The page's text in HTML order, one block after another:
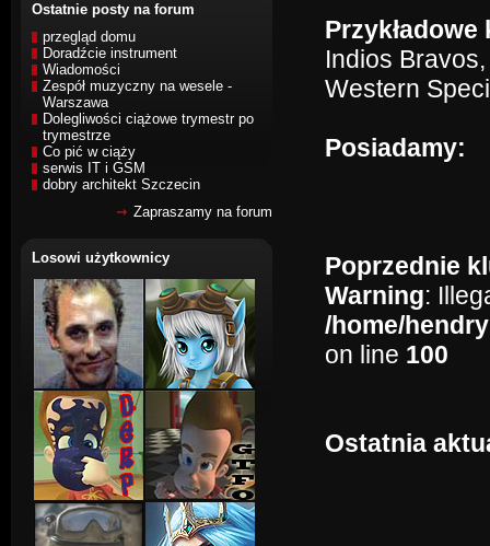
Ostatnie posty na forum
przegląd domu
Doradźcie instrument
Wiadomości
Zespół muzyczny na wesele -
Warszawa
Dolegliwości ciążowe trymestr po
trymestrze
Co pić w ciąży
serwis IT i GSM
dobry architekt Szczecin
Zapraszamy na forum
Losowi użytkownicy
Indios
Western
Posiadamy:
Poprzednie
Warning:
/home/
on line 100
Ostatnia